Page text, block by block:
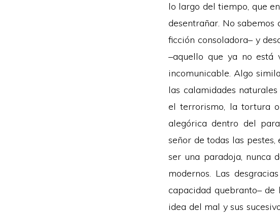
lo largo del tiempo, que
desentrañar. No
ficción consoladora– y
–aquello que ya no está
incomunicable. Algo
las calamidades
el terrorismo, la tortura
alegórica dentro del
señor de todas las
ser una paradoja, nunca
modernos. Las
capacidad quebranto–
idea del mal y sus